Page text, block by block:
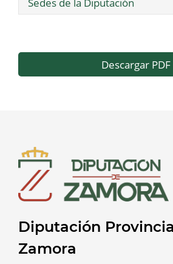
Sedes de la Diputación
Descargar PDF
Diputación
Zamora